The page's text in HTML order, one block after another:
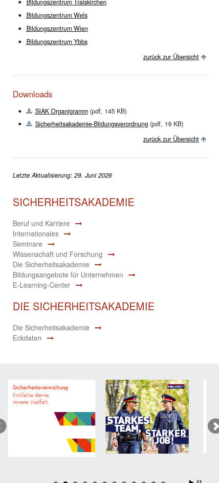
Bildungszentrum Traiskirchen
Bildungszentrum Wels
Bildungszentrum Wien
Bildungszentrum Ybbs
zurück zur Übersicht
Downloads
SIAK Organigramm(pdf, 145 KB)
Sicherheitsakademie-Bildungsverordnung(pdf, 19 KB)
zurück zur Übersicht
Letzte Aktualisierung: 29. Juni 2026
SICHERHEITSAKADEMIE
Beruf und Karriere
Internationales
Seminare
Wissenschaft und Forschung
Die Sicherheitsakademie
Bildungsangebote für Unternehmen
E-Learning-Center
DIE SICHERHEITSAKADEMIE
Die Sicherheitsakademie
Eckdaten